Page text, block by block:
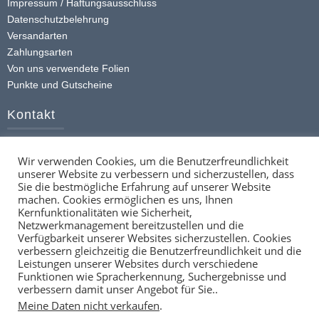
Optionen
können
auf
der
Produktseite
gewählt
werden
Impressum / Haftungsausschluss
Datenschutzbelehrung
Versandarten
Zahlungsarten
Von uns verwendete Folien
Punkte und Gutscheine
Kontakt
info@ttstickerz.de
Kontaktformular
Social
Wir verwenden Cookies, um die Benutzerfreundlichkeit
unserer Website zu verbessern und sicherzustellen, dass
Sie die bestmögliche Erfahrung auf unserer Website
machen. Cookies ermöglichen es uns, Ihnen
Kernfunktionalitäten wie Sicherheit,
Netzwerkmanagement bereitzustellen und die
Verfügbarkeit unserer Websites sicherzustellen. Cookies
verbessern gleichzeitig die Benutzerfreundlichkeit und die
Leistungen unserer Websites durch verschiedene
Funktionen wie Spracherkennung, Suchergebnisse und
verbessern damit unser Angebot für Sie..
Meine Daten nicht verkaufen.